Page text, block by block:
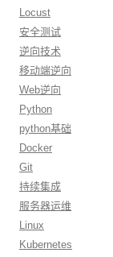
Locust
安全测试
逆向技术
移动端逆向
Web逆向
Python
python基础
Docker
Git
持续集成
服务器运维
Linux
Kubernetes